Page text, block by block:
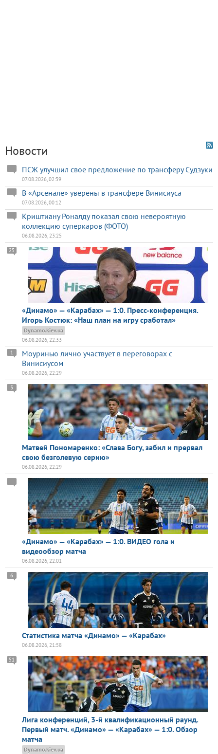
Новости
ПСЖ улучшил свое предложение по трансферу Судзуки
07.08.2026, 02:39
В «Арсенале» уверены в трансфере Винисиуса
07.08.2026, 00:12
Криштиану Роналду показал свою невероятную
коллекцию суперкаров (ФОТО)
06.08.2026, 23:25
«Динамо» — «Карабах» — 1:0. Пресс-конференция.
Игорь Костюк: «Наш план на игру сработал»
25
Dynamo.kiev.ua
06.08.2026, 22:33
Моуринью лично участвует в переговорах с
Винисиусом
1
06.08.2026, 22:29
Матвей Пономаренко: «Слава Богу, забил и прервал
свою безголевую серию»
3
06.08.2026, 22:29
«Динамо» — «Карабах» — 1:0. ВИДЕО гола и
видеообзор матча
06.08.2026, 22:01
Статистика матча «Динамо» — «Карабах»
6
06.08.2026, 21:58
Лига конференций, 3-й квалификационный раунд.
Первый матч. «Динамо» — «Карабах» — 1:0. Обзор
матча
51
Dynamo.kiev.ua